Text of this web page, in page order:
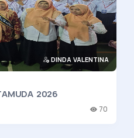
DINDA VALENTINA
2026
70